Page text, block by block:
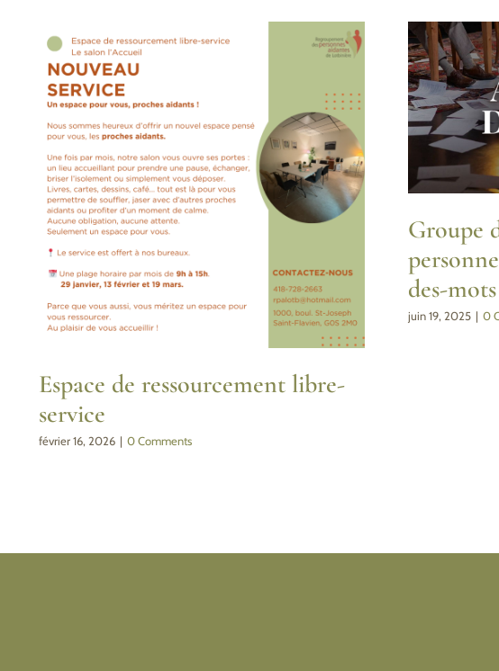
Espace de ressourcement libre-
service
février 16, 2026 | 0 Comments
Groupe
des-
juin 19, 2025 | 0